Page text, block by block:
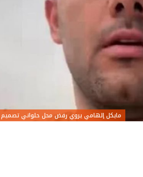
مايكل إلهامي يروي رفض محل حلواني تصميم